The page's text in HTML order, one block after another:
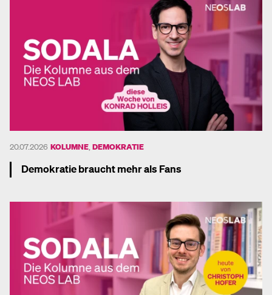
20.07.2026 KOLUMNE DEMOKRATIE
Demokratie braucht mehr als Fans